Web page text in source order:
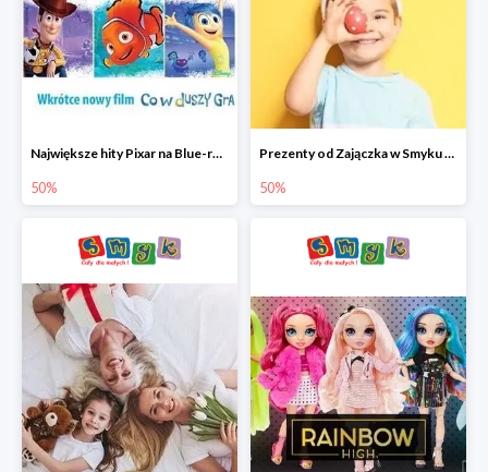
Największe hity Pixar na Blue-rey i DVD w Smyku - drugi film -50%
50%
Prezenty od Zajączka w Smyku do -50%
50%